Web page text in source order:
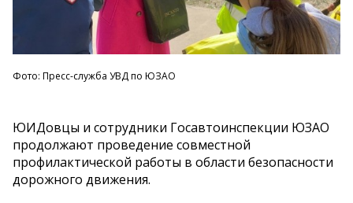
Фото: Пресс-служба УВД по ЮЗАО
ЮИДовцы и сотрудники Госавтоинспекции ЮЗАО
продолжают проведение совместной
профилактической работы в области безопасности
дорожного движения.